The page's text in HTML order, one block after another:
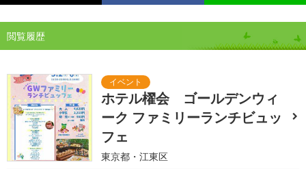
閲覧履歴
ホテル櫂会 ゴールデンウィ
ーク ファミリーランチビュッ
フェ
東京都・江東区